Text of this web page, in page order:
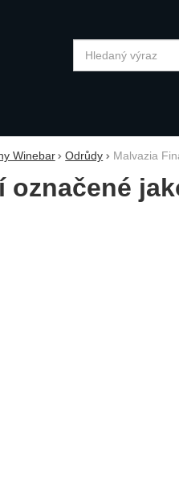
Winebar Odrůdy Malvazia
označené
Vyhledávání